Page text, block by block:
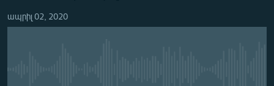
ՏՆՏԵՍՈՒԹՅՈՒՆ
ապրիլ 02, 2020